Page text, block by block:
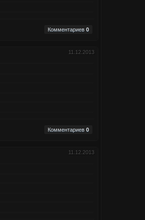
Комментариев 0
11.12.2013
Комментариев 0
11.12.2013